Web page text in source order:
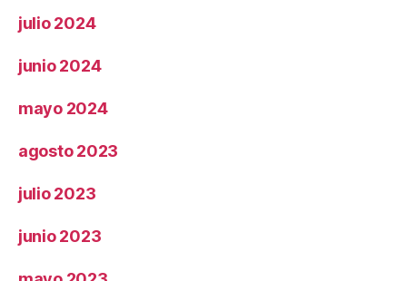
julio 2024
junio 2024
mayo 2024
agosto 2023
julio 2023
junio 2023